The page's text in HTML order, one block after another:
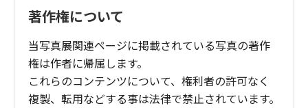
著作権について
当写真展関連ページに掲載されている写真の著作
権は作者に帰属します。
これらのコンテンツについて、権利者の許可なく
複製、転用などする事は法律で禁止されています。